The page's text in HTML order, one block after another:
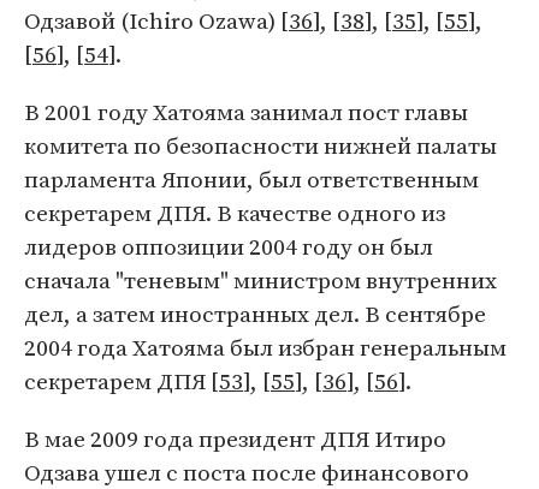
Одзавой (Ichiro Ozawa) [36], [38], [35], [55],
[56], [54].
В 2001 году Хатояма занимал пост главы
комитета по безопасности нижней палаты
парламента Японии, был ответственным
секретарем ДПЯ. В качестве одного из
лидеров оппозиции 2004 году он был
сначала "теневым" министром внутренних
дел, а затем иностранных дел. В сентябре
2004 года Хатояма был избран генеральным
секретарем ДПЯ [53], [55], [36], [56].
В мае 2009 года президент ДПЯ Итиро
Одзава ушел с поста после финансового